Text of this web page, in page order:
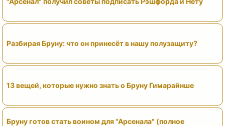
Разбирая Бруну: что он принесёт в нашу полузащиту?
13 вещей, которые нужно знать о Бруну Гимарайнше
Бруну готов стать воином для "Арсенала" (полное